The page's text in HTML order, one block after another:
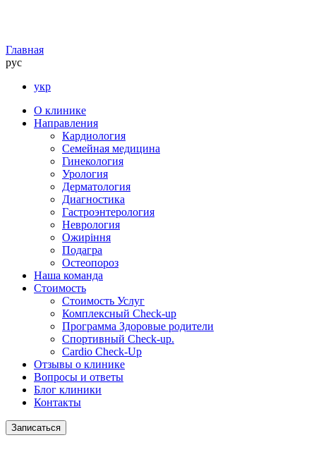
Главная
рус
укр
О клинике
Направления
Кардиология
Семейная медицина
Гинекология
Урология
Дерматология
Диагностика
Гастроэнтерология
Неврология
Ожиріння
Подагра
Остеопороз
Наша команда
Стоимость
Стоимость Услуг
Комплексный Check-up
Программа Здоровые родители
Спортивный Check-up.
Cardio Check-Up
Отзывы о клинике
Вопросы и ответы
Блог клиники
Контакты
Записаться